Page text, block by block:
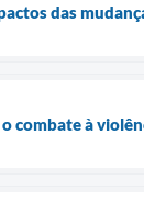
das
à